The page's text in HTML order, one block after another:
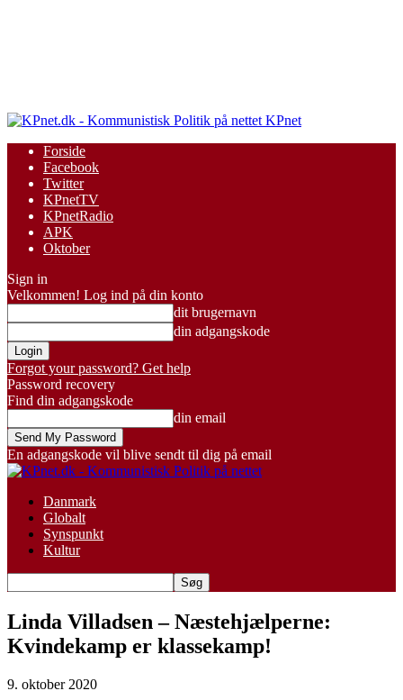
KPnet
Forside
Facebook
Twitter
KPnetTV
KPnetRadio
APK
Oktober
Sign in
Velkommen! Log ind på din konto
dit brugernavn
din adgangskode
Forgot your password? Get help
Password recovery
Find din adgangskode
din email
En adgangskode vil blive sendt til dig på email
Danmark
Globalt
Synspunkt
Kultur
Linda Villadsen – Næstehjælperne:
Kvindekamp er klassekamp!
9. oktober 2020